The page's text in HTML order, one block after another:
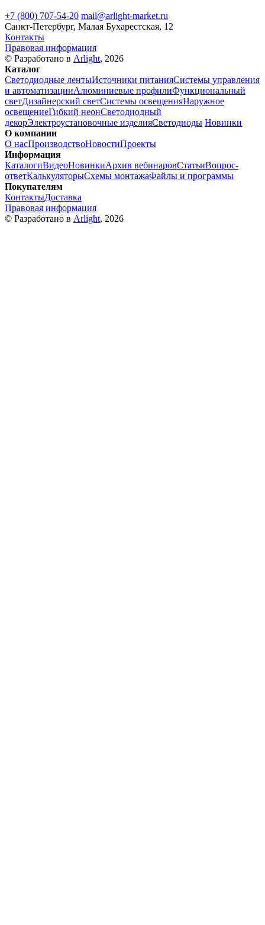
+7 (800) 707-54-20 mail@arlight-market.ru
Санкт-Петербург, Малая Бухарестская, 12
Контакты
Правовая информация
© Разработано в Arlight, 2026
Каталог
Светодиодные лентыИсточники питанияСистемы управления
и автоматизацииАлюминиевые профилиФункциональный
светДизайнерский светСистемы освещенияНаружное
освещениеГибкий неонСветодиодный
декорЭлектроустановочные изделияСветодиоды Новинки
О компании
О насПроизводствоНовостиПроекты
Информация
КаталогиВидеоНовинкиАрхив вебинаровСтатьиВопрос-
ответКалькуляторыСхемы монтажаФайлы и программы
Покупателям
КонтактыДоставка
Правовая информация
© Разработано в Arlight, 2026